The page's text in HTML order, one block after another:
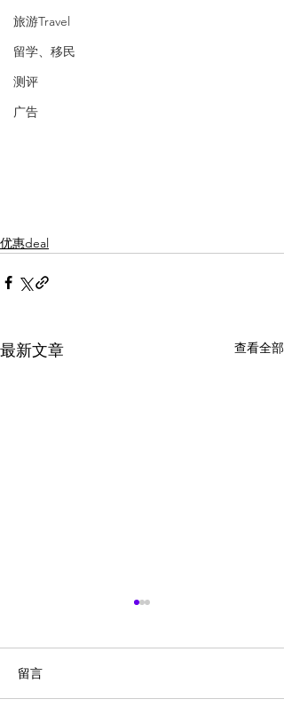
旅游Travel
留学、移民
测评
广告
优惠deal
最新文章 查看全部
留言